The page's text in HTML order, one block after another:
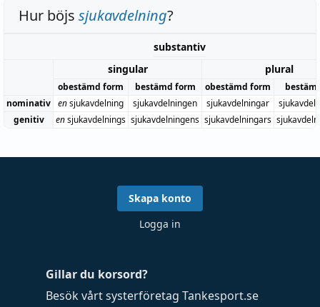
Hur böjs sjukavdelning?
substantiv
singular
plural
obestämd form bestämd form obestämd form
nominativ ensjukavdelning sjukavdelningen sjukavdelningar
genitiv
ensjukavdelnings sjukavdelningens sjukavdelningars
Gillar du korsord?
Besök vårt systerföretag Tankesport.se
Skapa konto
Logga in